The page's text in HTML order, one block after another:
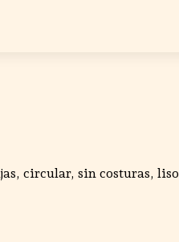
circular, sin costuras, liso